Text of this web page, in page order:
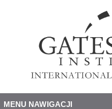
MENU NAWIGACJI